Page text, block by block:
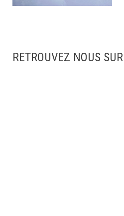
RETROUVEZ NOUS